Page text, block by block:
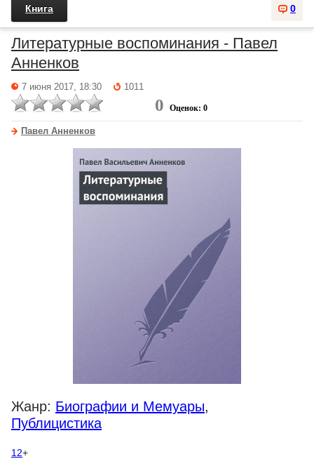
0
Книга
Литературные воспоминания - Павел
Анненков
7 июня 2017, 18:30 1011
0 Оценок: 0
Павел Анненков
Жанр: Биографии и Мемуары,
Публицистика
12+